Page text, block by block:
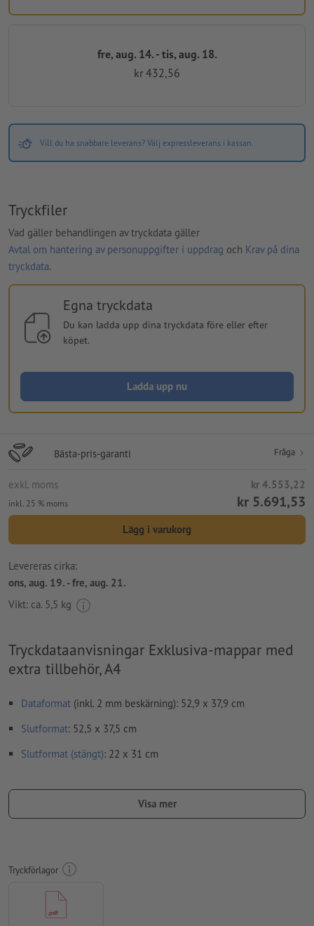
fre, aug. 14. - tis, aug. 18.
kr 432,56
Vill du ha snabbare leverans? Välj expressleverans i kassan.
Tryckfiler
Vad gäller behandlingen av tryckdata gäller
Avtal om hantering av personuppgifter i uppdrag och Krav på dina
tryckdata.
Egna tryckdata
Du kan ladda upp dina tryckdata före eller efter
köpet.
Ladda upp nu
Bästa-pris-garanti Fråga
exkl. moms kr 4.553,22
inkl. 25 % moms kr 5.691,53
Lägg i varukorg
Levereras cirka:
ons, aug. 19. - fre, aug. 21.
Vikt: ca. 5,5 kg
Tryckdataanvisningar Exklusiva-mappar med
extra tillbehör, A4
Dataformat (inkl. 2 mm beskärning): 52,9 x 37,9 cm
Slutformat: 52,5 x 37,5 cm
Slutformat (stängt): 22 x 31 cm
Ta bort stanskonturen från nedladdningsförlagan, innan du
skapar dina tryckdata.
ytterligare fil (info-fil).
separat färgfält upprättas med en erforderlig beteckning i
tryckdatafilen.
Visa mer
Tryckförlagor